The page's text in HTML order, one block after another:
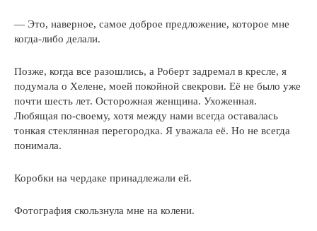
— Это, наверное, самое доброе предложение, которое мне
когда-либо делали.
Позже, когда все разошлись, а Роберт задремал в кресле, я
подумала о Хелене, моей покойной свекрови. Её не было уже
почти шесть лет. Осторожная женщина. Ухоженная.
Любящая по-своему, хотя между нами всегда оставалась
тонкая стеклянная перегородка. Я уважала её. Но не всегда
понимала.
Коробки на чердаке принадлежали ей.
Фотография скользнула мне на колени.